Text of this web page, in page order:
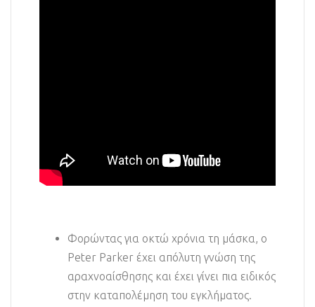
Φορώντας για οκτώ χρόνια τη μάσκα, ο
Peter Parker έχει απόλυτη γνώση της
αραχνοαίσθησης και έχει γίνει πια ειδικός
στην καταπολέμηση του εγκλήματος.